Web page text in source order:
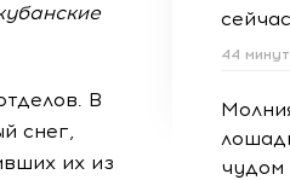
В
снег,
их из
сейчас
44
чудом